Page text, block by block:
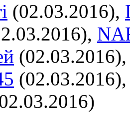
(02.03.2016),